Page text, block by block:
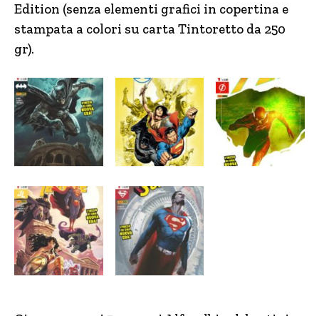
Edition (senza elementi grafici in copertina e
stampata a colori su carta Tintoretto da 250
gr).